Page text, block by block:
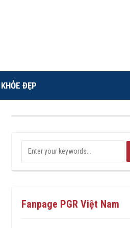
KHỎE ĐẸP
Fanpage PGR Việt Nam